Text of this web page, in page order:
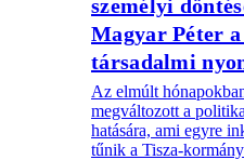
személyi
Magyar Péter
társadalmi
Az elmúlt
megváltozott a
hatására, ami egyre
tűnik a Tisza-